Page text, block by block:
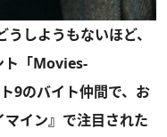
しようもないほど、
ト「Movies-
9のバイト仲間で、お
イン』で注目された